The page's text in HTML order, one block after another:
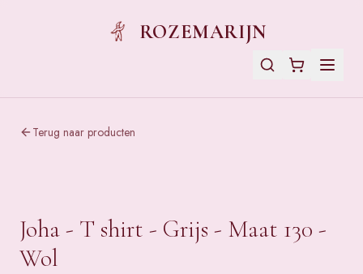
ROZEMARIJN
Terug naar producten
Joha - T shirt - Grijs - Maat 130 -
Wol